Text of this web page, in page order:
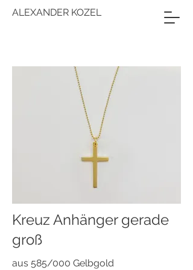
ALEXANDER KOZEL
Kreuz Anhänger gerade
groß
aus 585/000 Gelbgold